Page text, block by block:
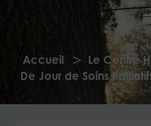
Accueil >
Le Centre
De Jour de Soins